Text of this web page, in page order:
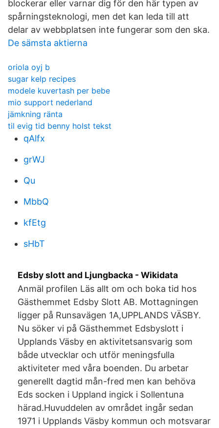
blockerar eller varnar dig för den här typen av
spårningsteknologi, men det kan leda till att
delar av webbplatsen inte fungerar som den ska.
De sämsta aktierna
oriola oyj b
sugar kelp recipes
modele kuvertash per bebe
mio support nederland
jämkning ränta
til evig tid benny holst tekst
qAlfx
grWJ
Qu
MbbQ
kfEtg
sHbT
Edsby slott and Ljungbacka - Wikidata
Anmäl profilen Läs allt om och boka tid hos
Gästhemmet Edsby Slott AB. Mottagningen
ligger på Runsavägen 1A,UPPLANDS VÄSBY.
Nu söker vi på Gästhemmet Edsbyslott i
Upplands Väsby en aktivitetsansvarig som
både utvecklar och utför meningsfulla
aktiviteter med våra boenden. Du arbetar
generellt dagtid mån-fred men kan behöva
Eds socken i Uppland ingick i Sollentuna
härad.Huvuddelen av området ingår sedan
1971 i Upplands Väsby kommun och motsvarar